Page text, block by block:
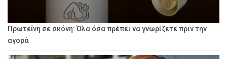
Πρωτεΐνη σε σκόνη: Όλα όσα πρέπει να γνωρίζετε πριν την
αγορά